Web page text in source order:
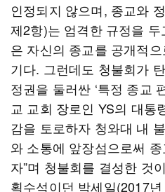
인정되지 않으며, 종교와
제2항)는 엄격한 규정을
은 자신의 종교를 공개적
기다. 그런데도 청불회가
정권을 둘러싼 ‘특정 종교
교 교회 장로인 YS의 대통
감을 토로하자 청와대 내
와 소통에 앞장섬으로써
자”며 청불회를 결성한 것
획수석이던 박세일(2017